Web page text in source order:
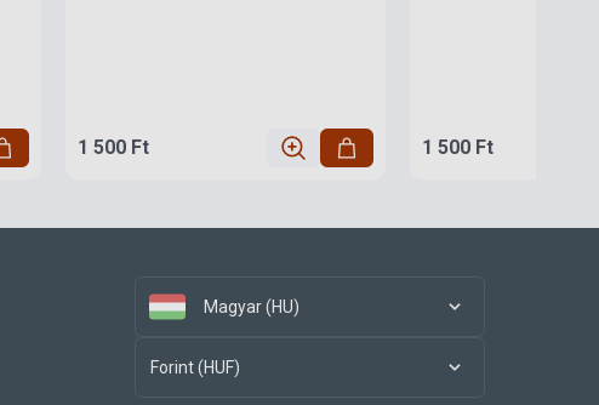
1 500 Ft 1 500 Ft
Magyar (HU)
Forint (HUF)